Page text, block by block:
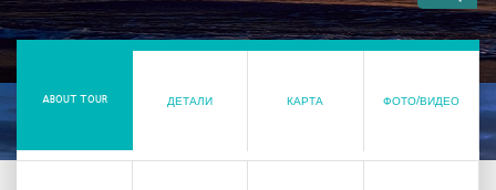
ABOUT TOUR ДЕТАЛИ КАРТА ФОТО/ВИДЕО